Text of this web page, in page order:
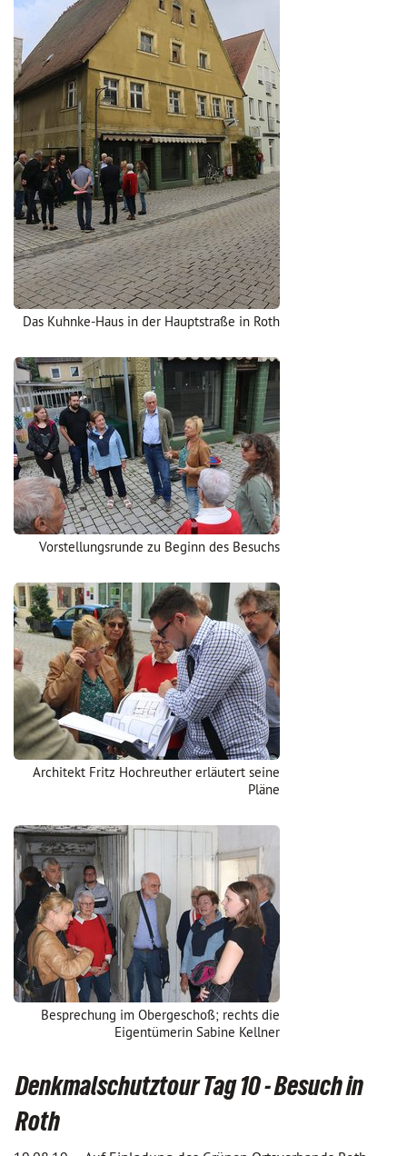
Das Kuhnke-Haus in der Hauptstraße in Roth
Vorstellungsrunde zu Beginn des Besuchs
Architekt Fritz Hochreuther erläutert seine
Pläne
Besprechung im Obergeschoß; rechts die
Eigentümerin Sabine Kellner
Denkmalschutztour Tag 10 - Besuch in
Roth